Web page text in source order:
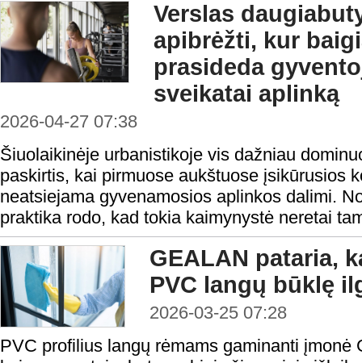
Verslas
apibrėžti, kur
prasideda
sveikatai aplinką
2026-04-27 07:38
Šiuolaikinėje urbanistikoje vis dažniau
paskirtis, kai pirmuose aukštuose įsikūrusios
neatsiejama gyvenamosios aplinkos dalimi.
praktika rodo, kad tokia kaimynystė neretai
GEALAN pataria,
PVC langų būklę
2026-03-25 07:28
PVC profilius langų rėmams gaminanti įmonė